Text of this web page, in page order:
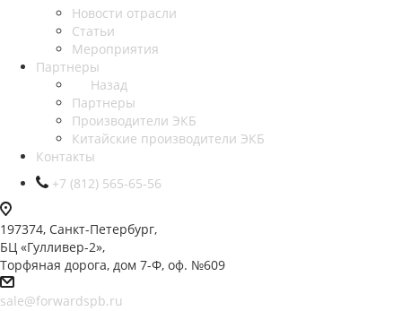
Новости отрасли
Статьи
Мероприятия
Партнеры
Назад
Партнеры
Производители ЭКБ
Китайские производители ЭКБ
Контакты
+7 (812) 565-65-56
197374, Санкт-Петербург,
БЦ «Гулливер-2»,
Торфяная дорога, дом 7-Ф, оф. №609
sale@forwardspb.ru